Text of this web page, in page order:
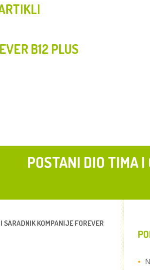
B12 PLUS
POSTANI DIO TIMA
SARADNIK KOMPANIJE FOREVER